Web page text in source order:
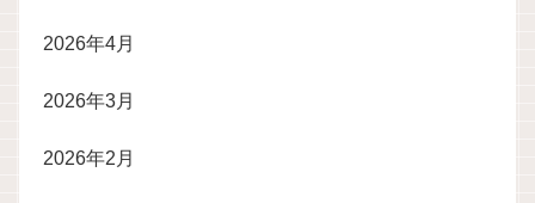
2026年4月
2026年3月
2026年2月